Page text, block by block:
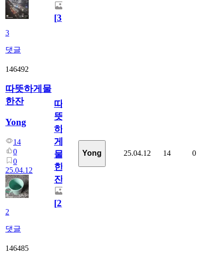
3
댓글
[3]
146492
따뜻하게물
한잔
Yong
14
0
0
25.04.12
2
댓글
따
뜻
하
게
물
한
잔
[2]
Yong 25.04.12 14 0
146485